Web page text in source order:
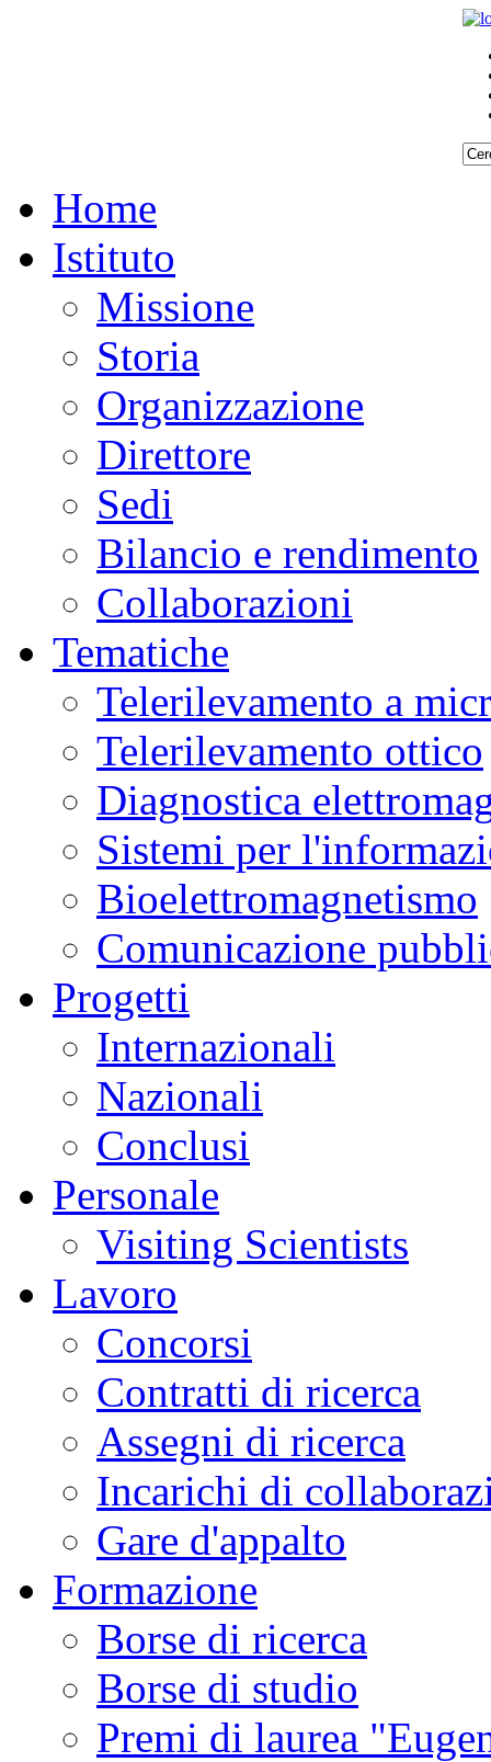
Home
Istituto
Missione
Storia
Organizzazione
Direttore
Sedi
Bilancio e rendimento
Collaborazioni
Tematiche
Telerilevamento a
Telerilevamento ottico
Diagnostica
Sistemi per
Bioelettromagnetismo
Comunicazione
Progetti
Internazionali
Nazionali
Conclusi
Personale
Visiting Scientists
Lavoro
Concorsi
Contratti di ricerca
Assegni di ricerca
Incarichi di
Gare d'appalto
Formazione
Borse di ricerca
Borse di studio
Premi di laurea